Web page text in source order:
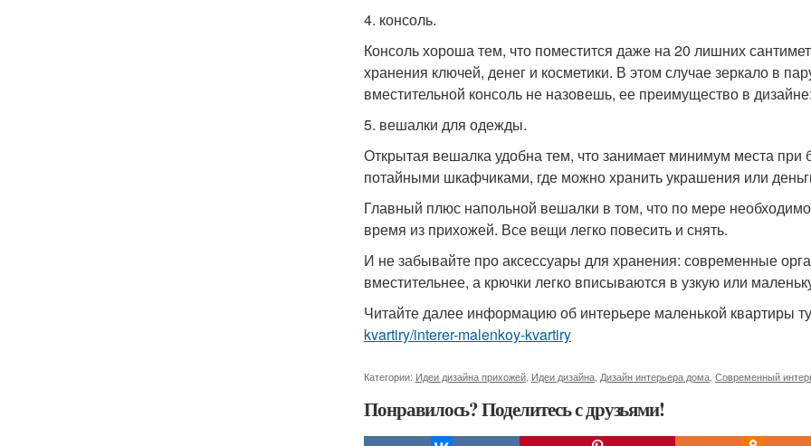
4. консоль.
Консоль хороша тем, что поместится даже на 20 лишних
хранения ключей, денег и косметики. В этом случае зеркало в
вместительной консоль не назовешь, ее преимущество в
5. вешалки для одежды.
Открытая вешалка удобна тем, что занимает минимум места
потайными шкафчиками, где можно хранить украшения или
Главный плюс напольной вешалки в том, что по мере
время из прихожей. Все вещи легко повесить и снять.
И не забывайте про аксессуары для хранения: современные
вместительнее, а крючки легко вписываются в узкую или
Читайте далее информацию об интерьере маленькой квартиры
kvartiry/interer-malenkoy-kvartiry
Категории: Идеи дизайна прихожей Идеи дизайна Дизайн интерьера дома Современный
Понравилось? Поделитесь с друзьями!